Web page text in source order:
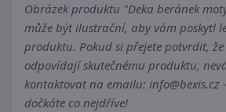
Obrázek produktu "Deka beránek
může být ilustrační, aby vám poskytl
produktu. Pokud si přejete potvrdit,
odpovídají skutečnému produktu,
kontaktovat na emailu: info@bexis.cz
dočkáte co nejdříve!